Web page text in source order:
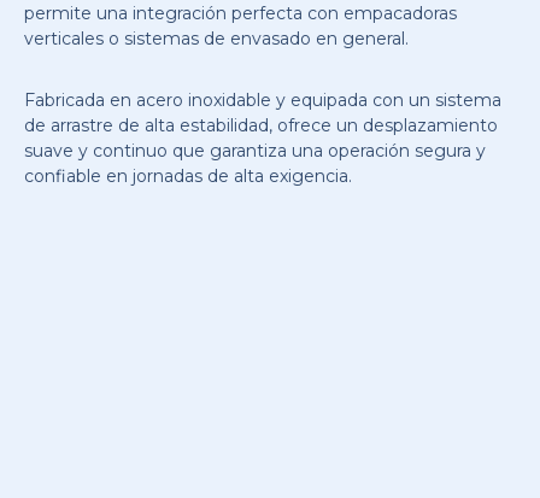
permite una integración perfecta con empacadoras
verticales o sistemas de envasado en general.
Fabricada en acero inoxidable y equipada con un sistema
de arrastre de alta estabilidad, ofrece un desplazamiento
suave y continuo que garantiza una operación segura y
confiable en jornadas de alta exigencia.